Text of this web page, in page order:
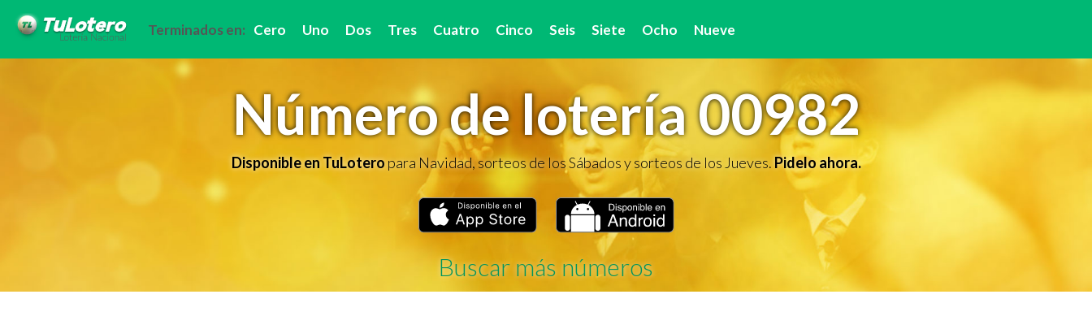
Terminados en: Cero Uno Dos Tres Cuatro Cinco Seis Siete Ocho Nueve
Número de lotería 00982
Disponible en TuLoteropara Navidad, sorteos de los Sábados y sorteos de los Jueves.Pidelo ahora.
Buscar más números